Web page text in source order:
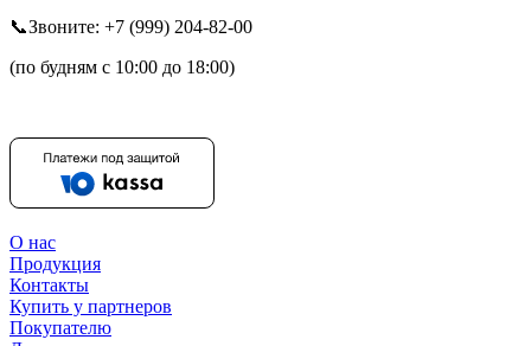
📞Звоните: +7 (999) 204-82-00
(по будням с 10:00 до 18:00)
О нас
Продукция
Контакты
Купить у партнеров
Покупателю